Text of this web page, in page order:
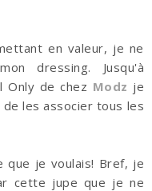
en valeur, je ne
dressing. Jusqu'à
Only de chez Modz je
les associer tous les
que je voulais! Bref, je
cette jupe que je ne